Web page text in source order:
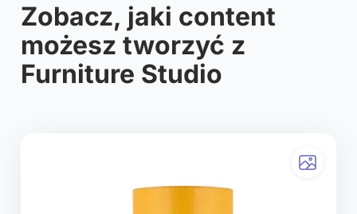
Zobacz, jaki content
możesz tworzyć z
Furniture Studio